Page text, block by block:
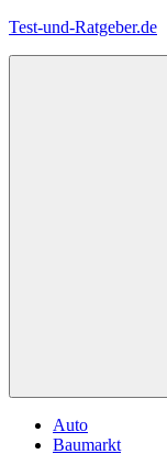
Zum
Test-und-Ratgeber.de
Auto
Baumarkt